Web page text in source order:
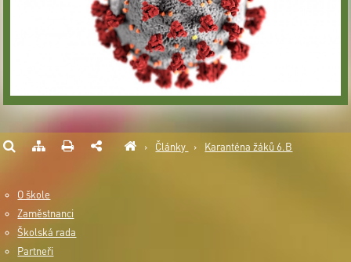
› Články › Karanténa žáků 6.B
O škole
Zaměstnanci
Školská rada
Partneři